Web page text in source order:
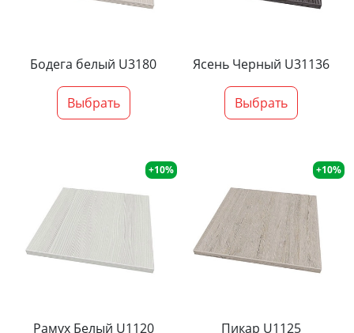
Бодега белый U3180
Выбрать
Ясень Черный U31136
Выбрать
+10%
Рамух Белый U1120
+10%
Пикар U1125